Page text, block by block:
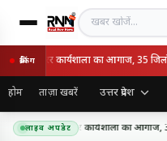
खबर खोजें
ब्रेकिंग
व स्कोरर कार्यशाला का आगाज, 35
होम ताज़ा खबरें उत्तर प्रदेश
लाइव अपडेट
अंपायर व स्कोरर कार्यशाला का आगाज,